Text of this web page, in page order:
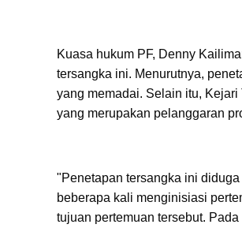
Kuasa hukum PF, Denny
tersangka ini. Menurutnya,
yang memadai. Selain itu,
yang merupakan pelanggaran
"Penetapan tersangka ini
beberapa kali menginisiasi
tujuan pertemuan tersebut.